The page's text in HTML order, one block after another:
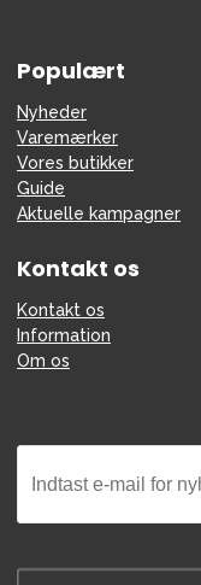
Populært
Nyheder
Varemærker
Vores butikker
Guide
Aktuelle kampagner
Kontakt os
Kontakt os
Information
Om os